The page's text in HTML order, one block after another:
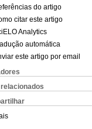
do artigo
citar este artigo
Analytics
automática
este artigo por email